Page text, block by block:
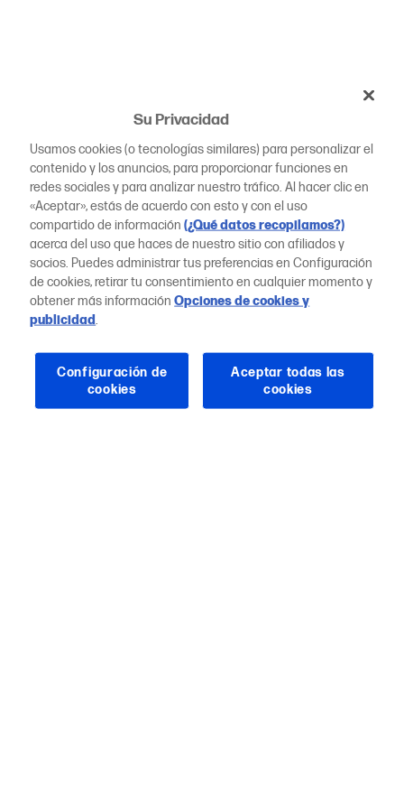
Su Privacidad
Usamos cookies (o tecnologías similares) para personalizar el
contenido y los anuncios, para proporcionar funciones en
redes sociales y para analizar nuestro tráfico. Al hacer clic en
«Aceptar», estás de acuerdo con esto y con el uso
compartido de información(¿Qué datos recopilamos?)
acerca del uso que haces de nuestro sitio con afiliados y
socios. Puedes administrar tus preferencias en Configuración
de cookies, retirar tu consentimiento en cualquier momento y
obtener más informaciónOpciones de cookies y
publicidad.
Configuración de
cookies
Aceptar todas las
cookies